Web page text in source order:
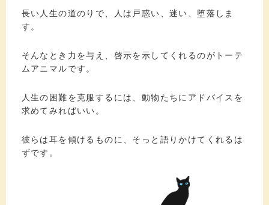
長い人生の道のりで、人は戸惑い、迷い、堕落しま
す。
そんなとき力を与え、啓示を示してくれるのがトーテ
ムアニマルです。
人生の困難を克服するには、動物たちにアドバイスを
求めてみればいい。
彼らは耳を傾けるものに、そっと語りかけてくれるは
ずです。